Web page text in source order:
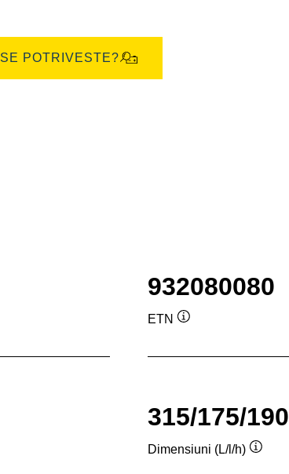
SE POTRIVESTE?
932080080
ETN
315/175/190
Dimensiuni (L/l/h)